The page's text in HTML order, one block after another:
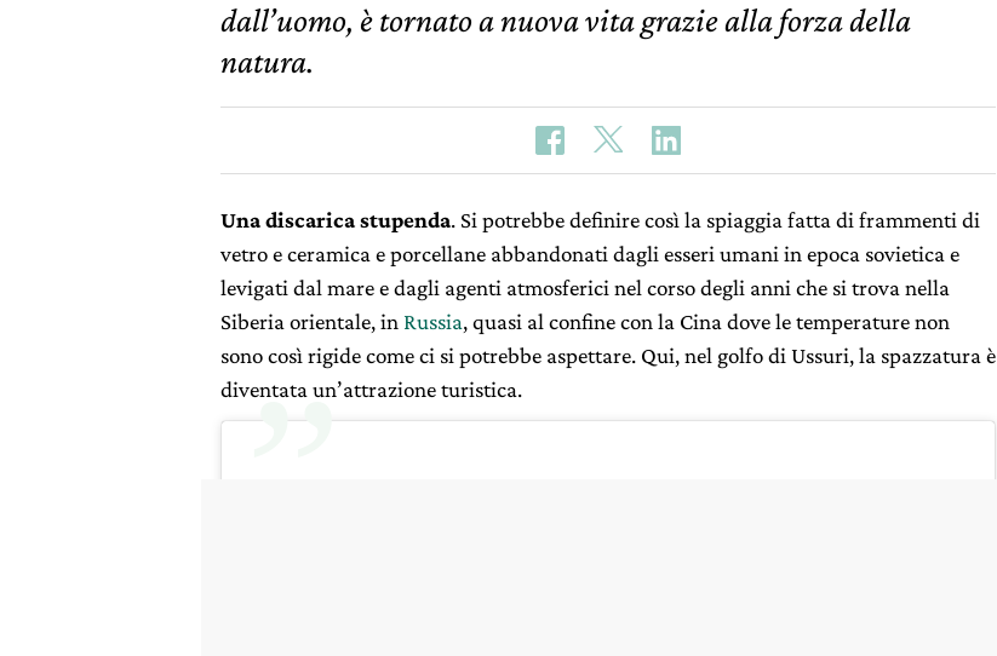
dall’uomo, è tornato a nuova vita grazie alla forza della
natura.
Una discarica stupenda. Si potrebbe definire così la spiaggia fatta di frammenti di
vetro e ceramica e porcellane abbandonati dagli esseri umani in epoca sovietica e
levigati dal mare e dagli agenti atmosferici nel corso degli anni che si trova nella
Siberia orientale, in Russia, quasi al confine con la Cina dove le temperature non
sono così rigide come ci si potrebbe aspettare. Qui, nel golfo di Ussuri, la spazzatura è
diventata un’attrazione turistica.